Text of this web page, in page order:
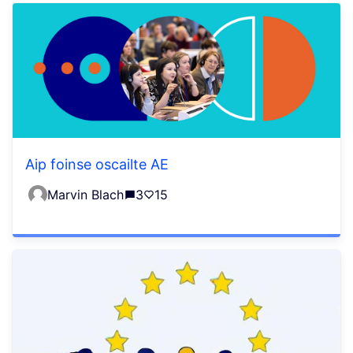
Aip foinse oscailte AE
Marvin Blach 3 15